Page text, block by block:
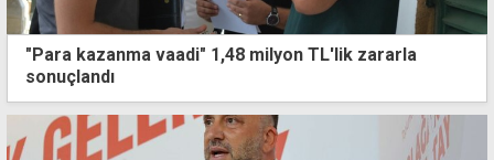
"Para kazanma vaadi" 1,48 milyon TL'lik zararla
sonuçlandı